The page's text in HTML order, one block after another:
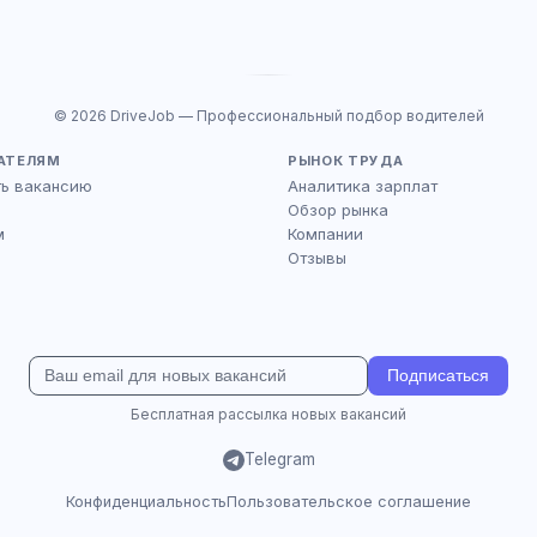
© 2026 DriveJob — Профессиональный подбор водителей
вакансию
РЫНОК ТРУДА
Аналитика зарплат
Обзор рынка
Компании
Отзывы
Подписаться
Бесплатная рассылка новых вакансий
Telegram
КонфиденциальностьПользовательское соглашение